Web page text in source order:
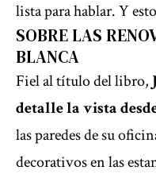
lista para hablar. Y
SOBRE LAS
BLANCA
Fiel al título del libro,
detalle la vista
las paredes de su
decorativos en las